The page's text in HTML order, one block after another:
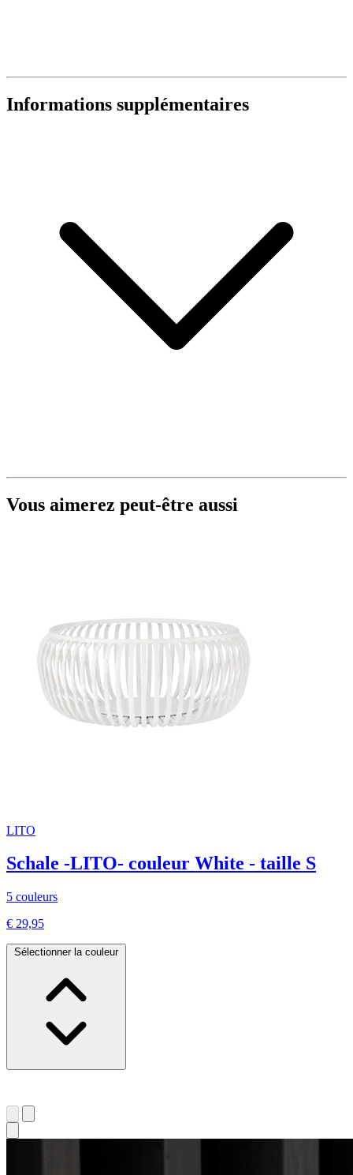
Informations supplémentaires
Vous aimerez peut-être aussi
LITO
Schale -LITO- couleur White - taille S
5 couleurs
€ 29,95
Sélectionner la couleur